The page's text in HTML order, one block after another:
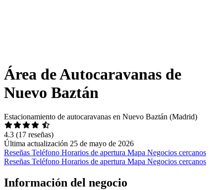
Área de Autocaravanas de
Nuevo Baztán
Estacionamiento de autocaravanas en Nuevo Baztán (Madrid)
4.3 (17 reseñas)
Última actualización 25 de mayo de 2026
Reseñas Teléfono Horarios de apertura Mapa Negocios cercanos
Reseñas Teléfono Horarios de apertura Mapa Negocios cercanos
Información del negocio